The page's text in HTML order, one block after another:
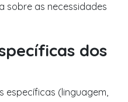
sobre as necessidades
dos
específicas (linguagem,